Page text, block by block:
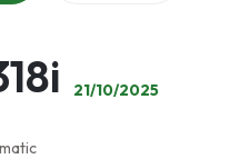
21/10/2025